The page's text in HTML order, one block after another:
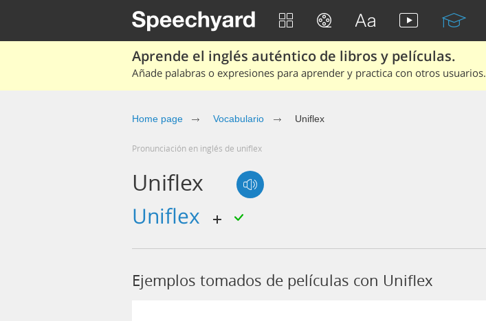
Aprende el inglés auténtico de libros y películas.
Añade palabras o expresiones para aprender y practica con otros usuarios.
Home page Vocabulario Uniflex
Pronunciación en inglés de uniflex
Uniflex
uniflex
Ejemplos tomados de películas con Uniflex